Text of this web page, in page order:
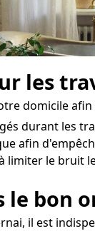
les
domicile
durant les
afin
limiter le bruit
le bon
il est